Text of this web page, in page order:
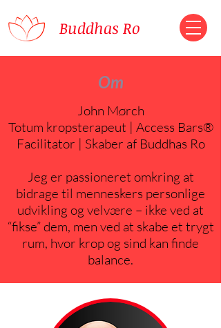
Buddhas Ro
Om
John Mørch
Totum kropsterapeut | Access Bars®
Facilitator | Skaber af Buddhas Ro
Jeg er passioneret omkring at
bidrage til menneskers personlige
udvikling og velvære – ikke ved at
“fikse” dem, men ved at skabe et trygt
rum, hvor krop og sind kan finde
balance.